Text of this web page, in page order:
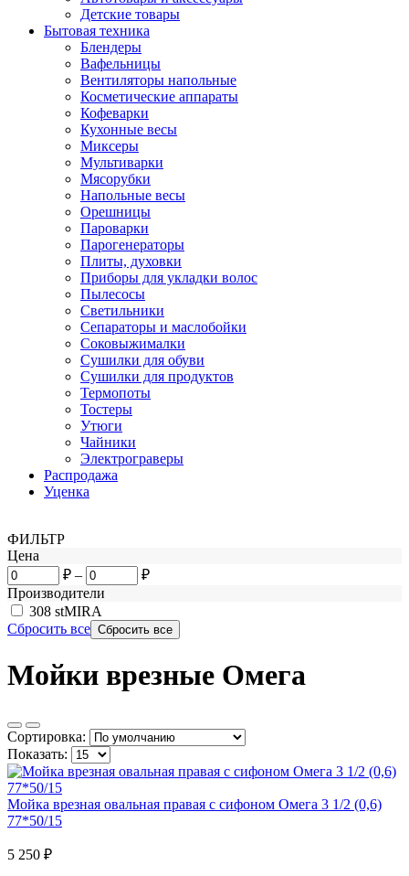
Детские товары
Бытовая техника
Блендеры
Вафельницы
Вентиляторы напольные
Косметические аппараты
Кофеварки
Кухонные весы
Миксеры
Мультиварки
Мясорубки
Напольные весы
Орешницы
Пароварки
Парогенераторы
Плиты, духовки
Приборы для укладки волос
Пылесосы
Светильники
Сепараторы и маслобойки
Соковыжималки
Сушилки для обуви
Сушилки для продуктов
Термопоты
Тостеры
Утюги
Чайники
Электрограверы
Распродажа
Уценка
ФИЛЬТР
Цена
₽ –
₽
Производители
308 stMIRA
Сбросить все
Мойки врезные Омега
Сортировка:
Показать:
Мойка врезная овальная правая с сифоном Омега 3 1/2 (0,6)
77*50/15
5 250 ₽